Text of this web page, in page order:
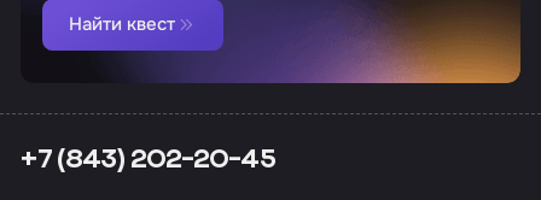
Найти квест
+7 (843) 202-20-45